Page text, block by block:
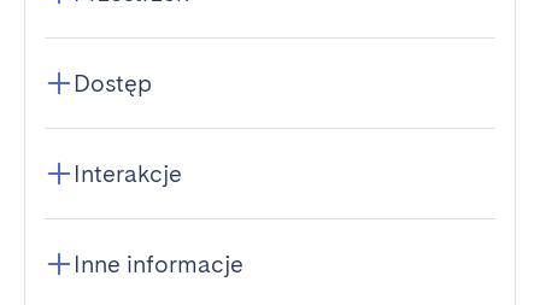
Dostęp
Interakcje
Inne informacje